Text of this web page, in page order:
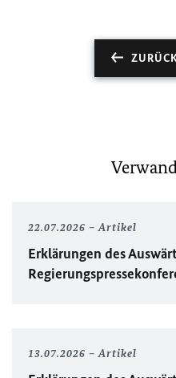
22.07.2026 Artikel
Erklärungen des
13.07.2026 Artikel